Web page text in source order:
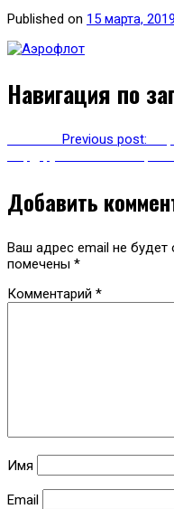
Published on 15 марта, 2019
Навигация по
Previous post:
Добавить
Ваш адрес email не будет
помечены *
Комментарий *
Имя
Email